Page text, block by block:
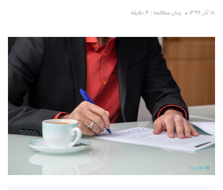
۱۸ آذر ۱۳۹۹ زمان مطالعه : ۴ دقیقه